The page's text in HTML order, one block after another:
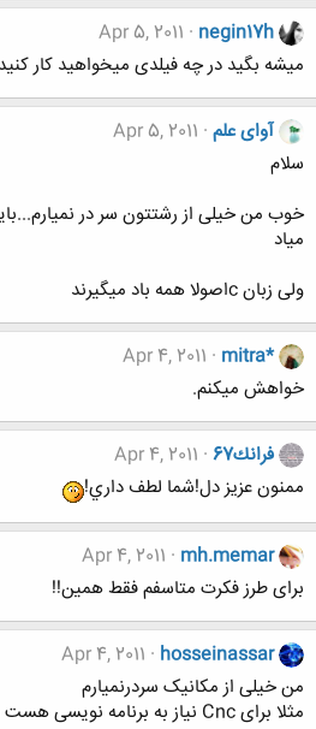
negin17h
Apr 5, 2011
میشه بگید در چه فیلدی میخواهید کار
آوای علم Apr 5, 2011
سلام
خوب من خیلی از رشتتون سر در
میاد
ولی زبان cاصولا همه باد میگیرند
mitra*
Apr 4, 2011
خواهش میکنم.
فرانك67
Apr 4, 2011
ممنون عزيز دل!شما لطف داري!
mh.memar
Apr 4, 2011
برای طرز فکرت متاسفم فقط همین!!
hosseinassar
Apr 4, 2011
من خیلی از مکانیک سردرنمیارم
مثلا برای Cnc نیاز به برنامه نویسی هست میتونید اون یاد بگیرید